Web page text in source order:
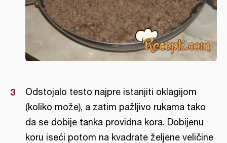
Odstojalo testo najpre istanjiti oklagijom
(koliko može), a zatim pažljivo rukama tako
da se dobije tanka providna kora. Dobijenu
koru iseći potom na kvadrate željene veličine